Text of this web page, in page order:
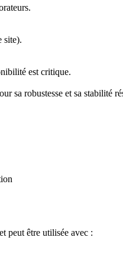
site).
est critique.
sa robustesse et sa stabilité
peut être utilisée avec :